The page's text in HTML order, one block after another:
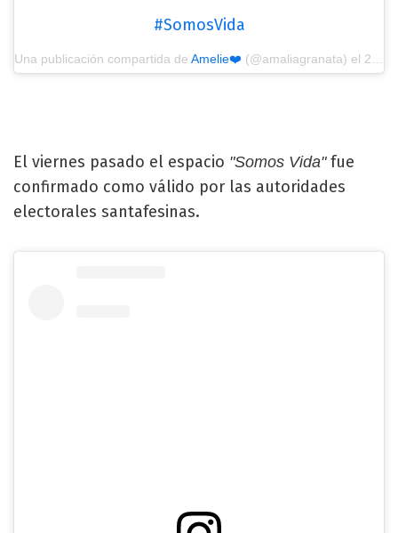
#SomosVida
Una publicación compartida de Amelie❤️ (@amaliagranata) el 25 Mar, 2019 a las 3:42 PDT
El viernes pasado el espacio "Somos Vida"fue
confirmado como válido por las autoridades
electorales santafesinas.